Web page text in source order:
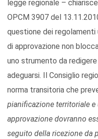
legge regionale –
OPCM 3907 del
questione dei
di approvazione non
uno strumento da
adeguarsi. Il Consiglio
norma transitoria che
pianificazione territoriale
approvazione dovranno
seguito della ricezione da